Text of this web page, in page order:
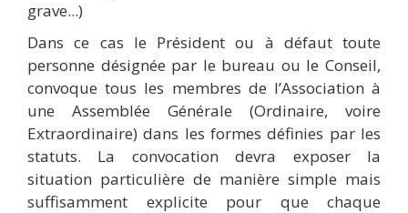
grave...)
Dans ce cas le Président ou à défaut toute
personne désignée par le bureau ou le Conseil,
convoque tous les membres de l’Association à
une Assemblée Générale (Ordinaire, voire
Extraordinaire) dans les formes définies par les
statuts. La convocation devra exposer la
situation particulière de manière simple mais
suffisamment explicite pour que chaque